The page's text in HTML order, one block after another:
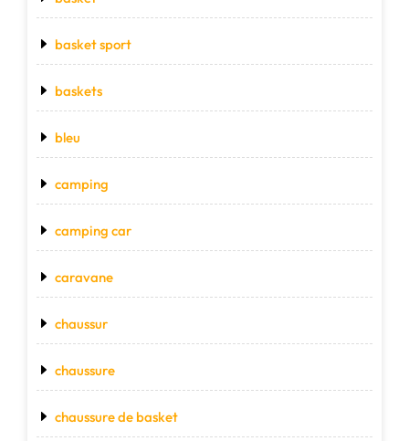
basket sport
baskets
bleu
camping
camping car
caravane
chaussur
chaussure
chaussure de basket